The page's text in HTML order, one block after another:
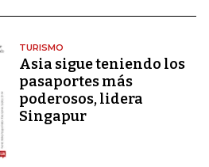
TURISMO
Asia sigue teniendo los
pasaportes más
poderosos, lidera
Singapur